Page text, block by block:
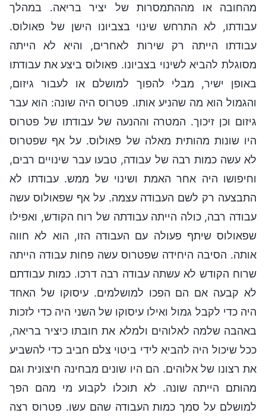
מהחובה או מההתמסרות של יציר בריאה. במהלך
עבודתו, לא התרחש שינוי בצביונו הישן של פאולוס.
עבודתו הייתה רק שירות לאחרים, והיא לא הייתה
מסוגלת להביא לשינוי בצביונו. פאולוס ביצע את עבודתו
באופן ישיר, מבלי להפוך למושלם או לעבור גיזום,
והגמול הוא מה שהניע אותו. פטרוס היה שונה: הוא עבר
גיזום וכן זיכוך. המטרה וההנעה של עבודתו של פטרוס
היו שונות מהותית מאלה של פאולוס. על אף שפטרוס
לא עשה כמות רבה של עבודה, טבעו עבר שינויים רבים,
וחיפושו היה אחר האמת ושינוי של ממש. עבודתו לא
התבצעה רק לשם העבודה עצמה. על אף שפאולוס עשה
עבודה רבה, כולה הייתה עבודתה של רוח הקודש, ואפילו
שפאולוס שיתף פעולה עם העבודה הזו, הוא לא חווה
אותה. הסיבה היחידה שפטרוס עשה פחות עבודה הייתה
שרוח הקודש לא עשתה עבודה רבה דרכו. כמות עבודתם
לא קבעה אם הם הפכו למושלמים. עיסוקו של האחד
היה כדי לקבל גמול ואילו עיסוקו של השני היה כדי לזכות
באהבה שלמה לאלוהים ולמלא את חובתו כיציר בריאה,
ככל שיכול היה להביא לידי ביטוי צלם חביב כדי להשביע
את רצונו של אלוהים. הם היו שונים מבחינה חיצונית וגם
מהותם הייתה שונה. לא תוכלו לקבוע מי מהם הפך
למושלם על סמך כמות העבודה שהם עשו. פטרוס רצה